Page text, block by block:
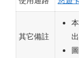
其它備註